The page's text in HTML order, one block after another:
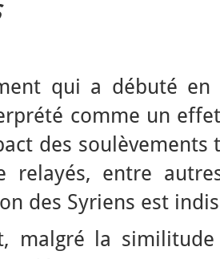
qui a débuté
comme un
des
relayés, entre
des Syriens est
malgré la